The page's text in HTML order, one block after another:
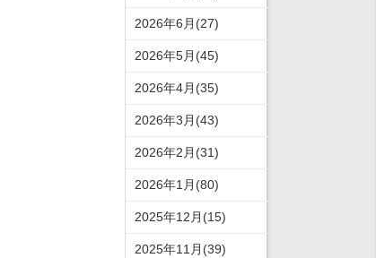
2026年6月(27)
2026年5月(45)
2026年4月(35)
2026年3月(43)
2026年2月(31)
2026年1月(80)
2025年12月(15)
2025年11月(39)